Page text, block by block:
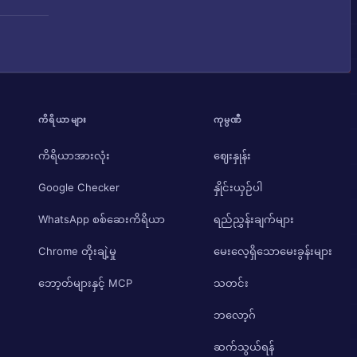
ကိရိယာများ
ကိရိယာအားလုံး
Google Checker
WhatsApp စစ်ဆေးကိရိယာ
Chrome တိုးချဲ့မှု
ဘော့တ်များနှင့် MCP
ကုမ္ပဏီ
ဈေးနှုန်း
နှိုင်းယှဉ်ပါ
ရည်ညွှန်းချက်များ
မေးလေ့ရှိသောမေးခွန်းများ
သတင်း
ဘလော့ဂ်
ဆက်သွယ်ရန်